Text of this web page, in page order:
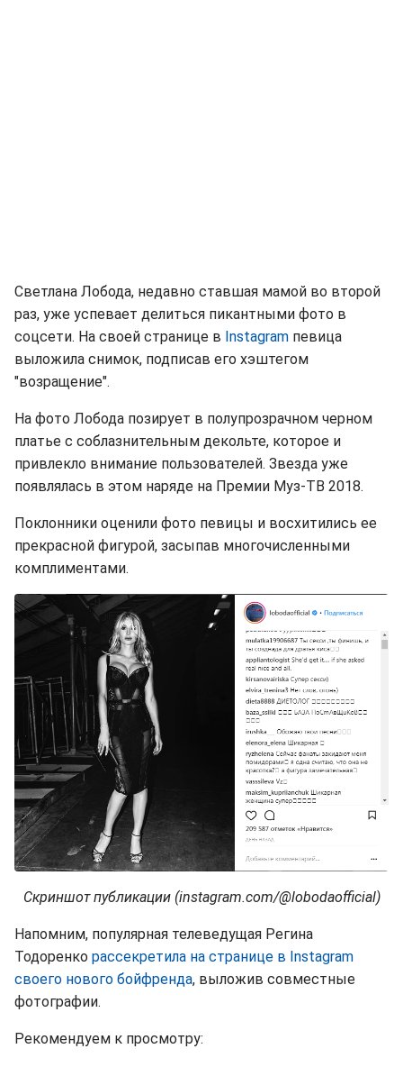
Светлана Лобода, недавно ставшая мамой во второй
раз, уже успевает делиться пикантными фото в
соцсети. На своей странице в Instagram певица
выложила снимок, подписав его хэштегом
"возращение".
На фото Лобода позирует в полупрозрачном черном
платье с соблазнительным декольте, которое и
привлекло внимание пользователей. Звезда уже
появлялась в этом наряде на Премии Муз-ТВ 2018.
Поклонники оценили фото певицы и восхитились ее
прекрасной фигурой, засыпав многочисленными
комплиментами.
Скриншот публикации (instagram.com/@lobodaofficial)
Напомним, популярная телеведущая Регина
Тодоренко рассекретила на странице в Instagram
своего нового бойфренда, выложив совместные
фотографии.
Рекомендуем к просмотру: